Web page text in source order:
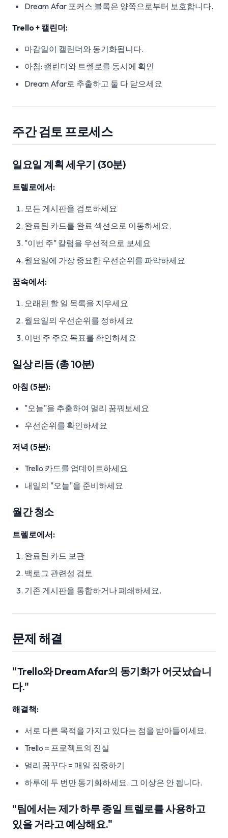
Dream Afar 포커스 블록은 양쪽으로부터 보호합니다.
Trello + 캘린더:
마감일이 캘린더와 동기화됩니다.
아침: 캘린더와 트렐로를 동시에 확인
Dream Afar로 추출하고 둘 다 닫으세요
주간 검토 프로세스
일요일 계획 세우기 (30분)
트렐로에서:
모든 게시판을 검토하세요
완료된 카드를 완료 섹션으로 이동하세요.
"이번 주" 칼럼을 우선적으로 보세요
월요일에 가장 중요한 우선순위를 파악하세요
꿈속에서:
오래된 할 일 목록을 지우세요
월요일의 우선순위를 정하세요
이번 주 주요 목표를 확인하세요
일상 리듬 (총 10분)
아침 (5분):
"오늘"을 추출하여 멀리 꿈꿔보세요
우선순위를 확인하세요
저녁 (5분):
Trello 카드를 업데이트하세요
내일의 "오늘"을 준비하세요
월간 청소
트렐로에서:
완료된 카드 보관
백로그 관련성 검토
기존 게시판을 통합하거나 폐쇄하세요.
문제 해결
"Trello와 Dream Afar의 동기화가 어긋났습니
다."
해결책:
서로 다른 목적을 가지고 있다는 점을 받아들이세요.
Trello = 프로젝트의 진실
멀리 꿈꾸다 = 매일 집중하기
하루에 두 번만 동기화하세요. 그 이상은 안 됩니다.
"팀에서는 제가 하루 종일 트렐로를 사용하고
있을 거라고 예상해요."